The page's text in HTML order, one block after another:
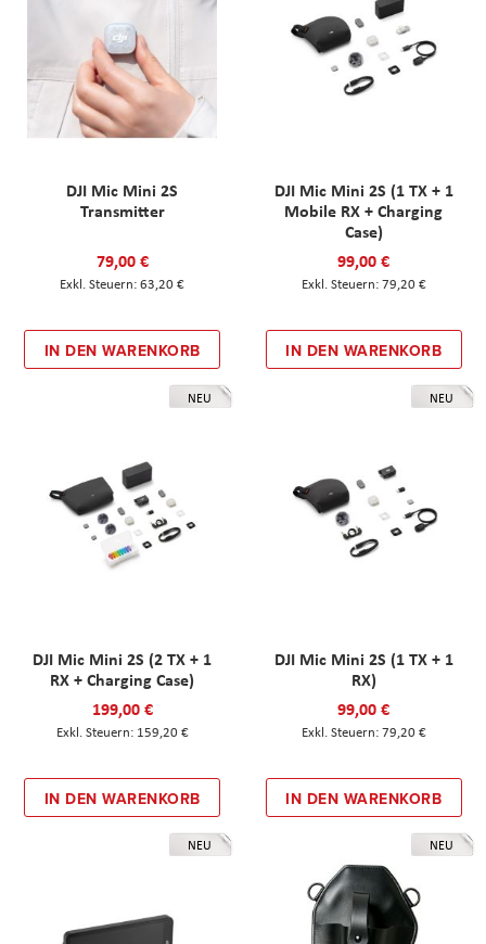
DJI Mic Mini 2S
Transmitter
79,00 €
63,20 €
IN DEN WARENKORB
DJI Mic Mini 2S (1 TX + 1
Mobile RX + Charging
Case)
99,00 €
79,20 €
IN DEN WARENKORB
NEU
DJI Mic Mini 2S (2 TX + 1
RX + Charging Case)
199,00 €
159,20 €
IN DEN WARENKORB
NEU
DJI Mic Mini 2S (1 TX + 1
RX)
99,00 €
79,20 €
IN DEN WARENKORB
NEU NEU